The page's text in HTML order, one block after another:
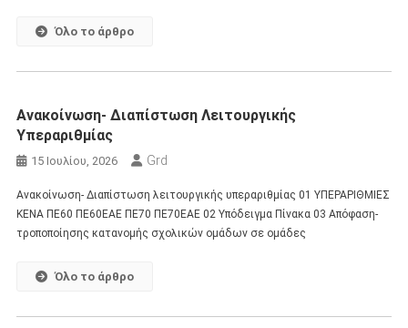
Όλο το άρθρο
Ανακοίνωση- Διαπίστωση Λειτουργικής
Υπεραριθμίας
15 Ιουλίου, 2026 Grd
Ανακοίνωση- Διαπίστωση λειτουργικής υπεραριθμίας 01 ΥΠΕΡΑΡΙΘΜΙΕΣ
ΚΕΝΑ ΠΕ60 ΠΕ60ΕΑΕ ΠΕ70 ΠΕ70ΕΑΕ 02 Υπόδειγμα Πίνακα 03 Απόφαση-
τροποποίησης κατανομής σχολικών ομάδων σε ομάδες
Όλο το άρθρο